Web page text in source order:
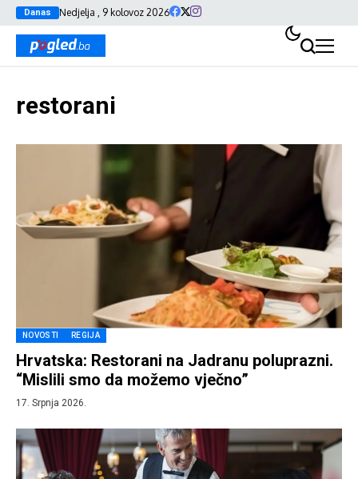
Danas Nedjelja , 9 kolovoz 2026
restorani
NOVOSTI REGIJA
Hrvatska: Restorani na Jadranu poluprazni.
“Mislili smo da možemo vječno”
17. Srpnja 2026.